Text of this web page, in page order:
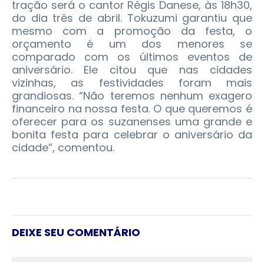
tração será o cantor Régis Danese, às 18h30,
do dia três de abril. Tokuzumi garantiu que
mesmo com a promoção da festa, o
orçamento é um dos menores se
comparado com os últimos eventos de
aniversário. Ele citou que nas cidades
vizinhas, as festividades foram mais
grandiosas. “Não teremos nenhum exagero
financeiro na nossa festa. O que queremos é
oferecer para os suzanenses uma grande e
bonita festa para celebrar o aniversário da
cidade”, comentou.
DEIXE SEU COMENTÁRIO